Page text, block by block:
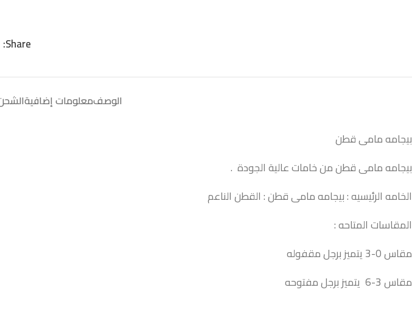
Share:
الوصفمعلومات إضافية
بيجامه مامى قطن
بيجامه مامى قطن من خامات عالية الجودة .
الخامه الرئيسيه : بيجامه مامى قطن : القطن الناعم
المقاسات المتاحه :
مقاس 0-3 يتميز برجل مقفوله
مقاس 3-6 يتميز برجل مفتوحه